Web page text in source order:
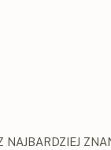
NAJBARDZIEJ